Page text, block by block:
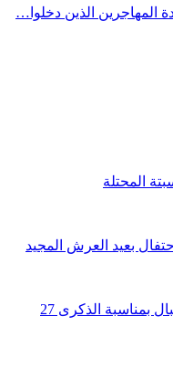
المهاجرين الذين دخلوا…
بعيد العرش المجيد
الملك محمد السادس يترأس حفل استقبال بمناسبة الذكرى 27